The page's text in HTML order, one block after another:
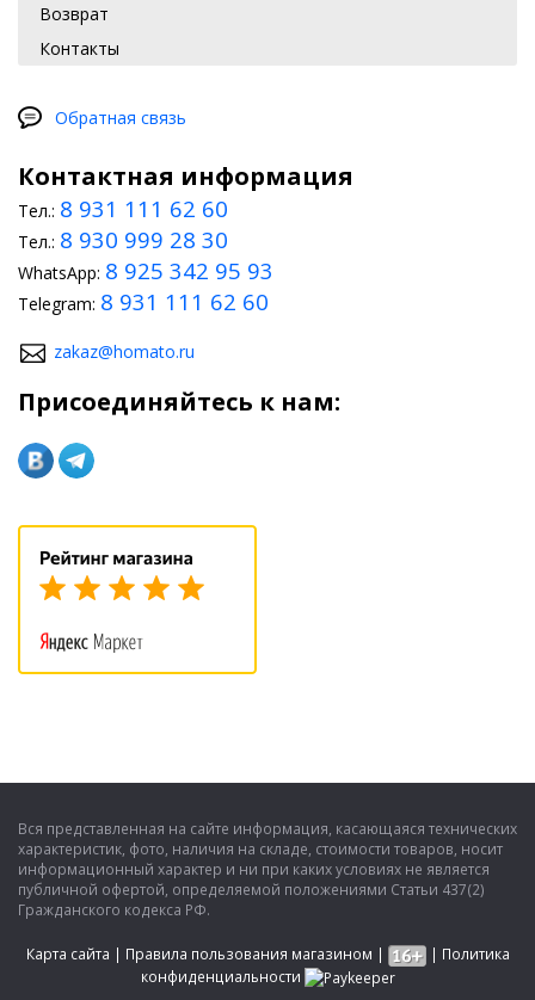
Возврат
Контакты
Обратная связь
Контактная информация
Тел.: 8 931 111 62 60
Тел.: 8 930 999 28 30
WhatsApp: 8 925 342 95 93
Telegram: 8 931 111 62 60
zakaz@homato.ru
Присоединяйтесь к нам:
Вся представленная на сайте информация, касающаяся технических
характеристик, фото, наличия на складе, стоимости товаров, носит
информационный характер и ни при каких условиях не является
публичной офертой, определяемой положениями Статьи 437(2)
Гражданского кодекса РФ.
Карта сайта | Правила пользования магазином | | Политика
конфиденциальности